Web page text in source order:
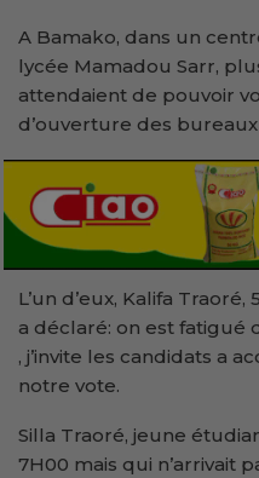
A Bamako, dans un
lycée Mamadou Sarr,
attendaient de pouvoir
d’ouverture des
L’un d’eux, Kalifa
a déclaré: on est fatigué
, j’invite les candidats a
notre vote.
Silla Traoré, jeune
7H00 mais qui n’arrivait